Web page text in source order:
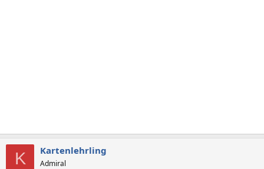
K Kartenlehrling
Admiral